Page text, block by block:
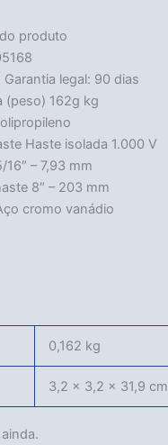
produto
Garantia legal: 90 dias
(peso) 162g kg
Haste isolada 1.000 V
– 7,93 mm
8″ – 203 mm
cromo vanádio
0,162 kg
3,2 × 3,2 × 31,9 cm